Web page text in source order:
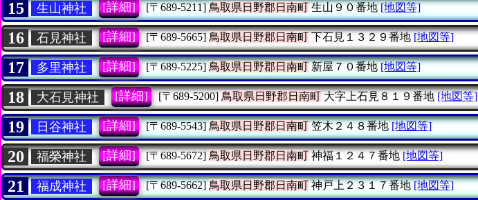
15 生山神社 [詳細] [〒689-5211] 鳥取県日野郡日南町生山９０番地 [地図等]
16 石見神社 [詳細] [〒689-5665] 鳥取県日野郡日南町下石見１３２９番地 [地図等]
17 多里神社 [詳細] [〒689-5225] 鳥取県日野郡日南町新屋７０番地 [地図等]
18 大石見神社 [詳細] [〒689-5200] 鳥取県日野郡日南町大字上石見８１９番地 [地図等]
19 日谷神社 [詳細] [〒689-5543] 鳥取県日野郡日南町笠木２４８番地 [地図等]
20 福榮神社 [詳細] [〒689-5672] 鳥取県日野郡日南町神福１２４７番地 [地図等]
21 福成神社 [詳細] [〒689-5662] 鳥取県日野郡日南町神戸上２３１７番地 [地図等]